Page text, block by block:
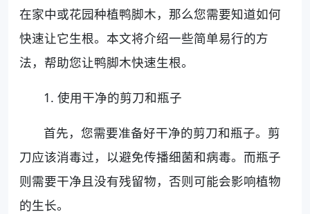
在家中或花园种植鸭脚木，那么您需要知道如何
快速让它生根。本文将介绍一些简单易行的方
法，帮助您让鸭脚木快速生根。
1. 使用干净的剪刀和瓶子
首先，您需要准备好干净的剪刀和瓶子。剪
刀应该消毒过，以避免传播细菌和病毒。而瓶子
则需要干净且没有残留物，否则可能会影响植物
的生长。